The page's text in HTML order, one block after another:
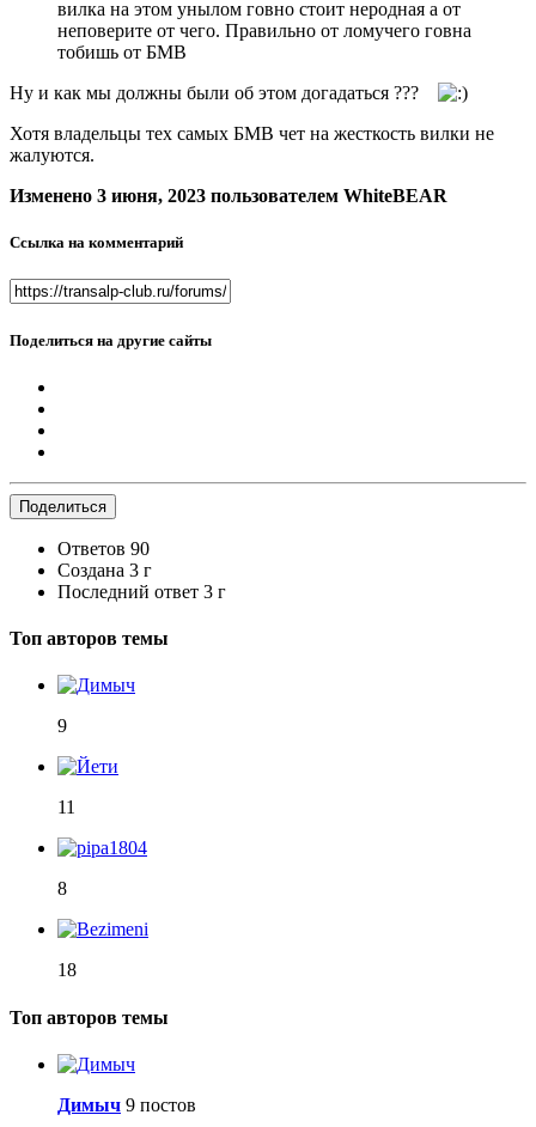
вилка на этом унылом говно стоит неродная а от
неповерите от чего. Правильно от ломучего говна
тобишь от БМВ
Ну и как мы должны были об этом догадаться ???
Хотя владельцы тех самых БМВ чет на жесткость вилки не
жалуются.
Изменено 3 июня, 2023 пользователем WhiteBEAR
Ссылка на комментарий
Поделиться на другие сайты
Поделиться
Ответов 90
Создана 3 г
Последний ответ 3 г
Топ авторов темы
9
11
8
18
Топ авторов темы
Димыч 9 постов